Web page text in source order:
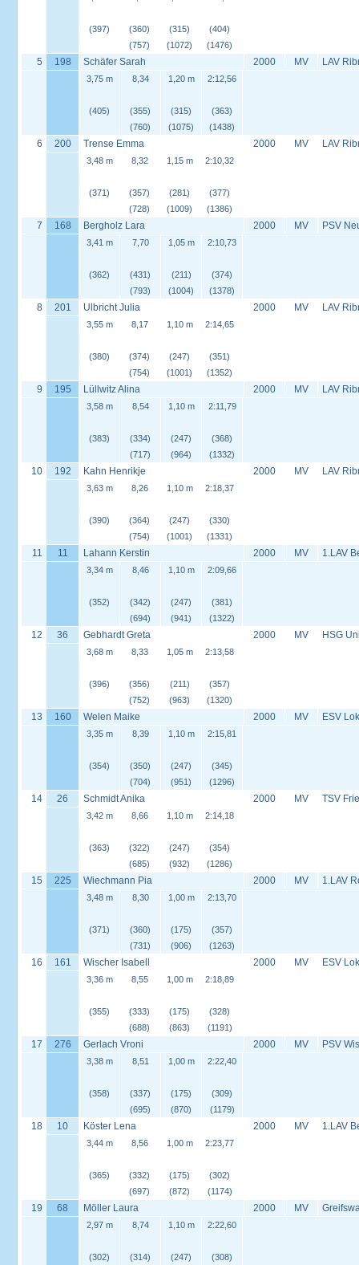
(397)
(360)
(757)
(315)
(1072)
(404)
(1476)
5 198 Schäfer Sarah 2000 MV LAV
3,75 m
(405)
8,34
(355)
(760)
1,20 m
(315)
(1075)
2:12,56
(363)
(1438)
6 200 Trense Emma 2000 MV LAV
3,48 m
(371)
8,32
(357)
(728)
1,15 m
(281)
(1009)
2:10,32
(377)
(1386)
7 168 Bergholz Lara 2000 MV PSV
3,41 m
(362)
7,70
(431)
(793)
1,05 m
(211)
(1004)
2:10,73
(374)
(1378)
8 201 Ulbricht Julia 2000 MV LAV
3,55 m
(380)
8,17
(374)
(754)
1,10 m
(247)
(1001)
2:14,65
(351)
(1352)
9 195 Lüllwitz Alina 2000 MV LAV
3,58 m
(383)
8,54
(334)
(717)
1,10 m
(247)
(964)
2:11,79
(368)
(1332)
10 192 Kahn Henrikje 2000 MV LAV
3,63 m
(390)
8,26
(364)
(754)
1,10 m
(247)
(1001)
2:18,37
(330)
(1331)
11 11 Lahann Kerstin 2000 MV 1.LAV
3,34 m
(352)
8,46
(342)
(694)
1,10 m
(247)
(941)
2:09,66
(381)
(1322)
12 36 Gebhardt Greta 2000 MV HSG
3,68 m
(396)
8,33
(356)
(752)
1,05 m
(211)
(963)
2:13,58
(357)
(1320)
13 160 Welen Maike 2000 MV ESV
3,35 m
(354)
8,39
(350)
(704)
1,10 m
(247)
(951)
2:15,81
(345)
(1296)
14 26 Schmidt Anika 2000 MV TSV
3,42 m
(363)
8,66
(322)
(685)
1,10 m
(247)
(932)
2:14,18
(354)
(1286)
15 225 Wiechmann Pia 2000 MV 1.LAV
3,48 m
(371)
8,30
(360)
(731)
1,00 m
(175)
(906)
2:13,70
(357)
(1263)
16 161 Wischer Isabell 2000 MV ESV
3,36 m
(355)
8,55
(333)
(688)
1,00 m
(175)
(863)
2:18,89
(328)
(1191)
17 276 Gerlach Vroni 2000 MV PSV
3,38 m
(358)
8,51
(337)
(695)
1,00 m
(175)
(870)
2:22,40
(309)
(1179)
18 10 Köster Lena 2000 MV 1.LAV
3,44 m
(365)
8,56
(332)
(697)
1,00 m
(175)
(872)
2:23,77
(302)
(1174)
19 68 Möller Laura 2000 MV
2,97 m
(302)
8,74
(314)
1,10 m
(247)
2:22,60
(308)